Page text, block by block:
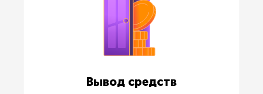
Вывод средств